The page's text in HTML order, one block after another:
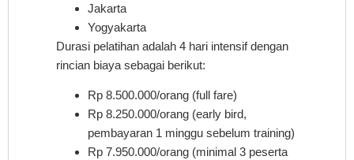
Jakarta
Yogyakarta
Durasi pelatihan adalah 4 hari intensif dengan
rincian biaya sebagai berikut:
Rp 8.500.000/orang (full fare)
Rp 8.250.000/orang (early bird,
pembayaran 1 minggu sebelum training)
Rp 7.950.000/orang (minimal 3 peserta